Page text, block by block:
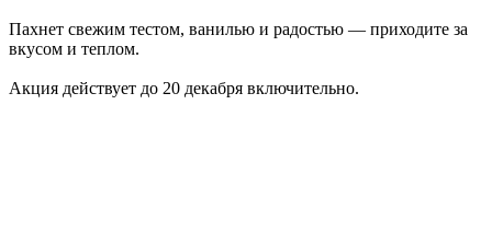
Пахнет свежим тестом, ванилью и радостью — приходите за
вкусом и теплом.
Акция действует до 20 декабря включительно.